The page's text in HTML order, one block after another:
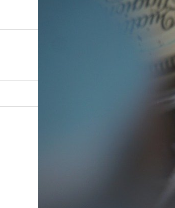
Viva Healthy（ビバヘルシー）熊本を拠
coffee-